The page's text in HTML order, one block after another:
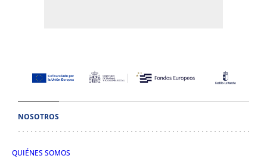
NOSOTROS
QUIÉNES SOMOS